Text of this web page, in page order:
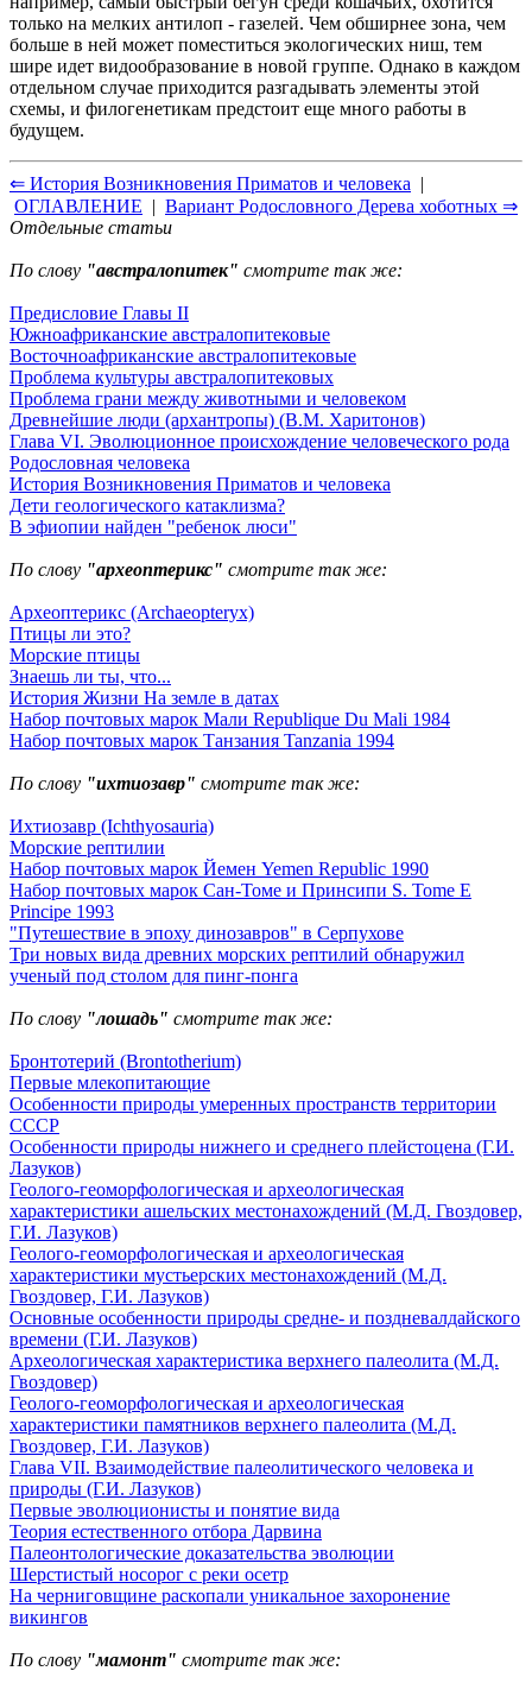
только на мелких антилоп - газелей. Чем обширнее зона, чем
больше в ней может поместиться экологических ниш, тем
шире идет видообразование в новой группе. Однако в каждом
отдельном случае приходится разгадывать элементы этой
схемы, и филогенетикам предстоит еще много работы в
будущем.
⇐ История Возникновения Приматов и человека |
ОГЛАВЛЕНИЕ | Вариант Родословного Дерева хоботных ⇒
Отдельные статьи
По слову "австралопитек" смотрите так же:
Предисловие Главы II
Южноафриканские австралопитековые
Восточноафриканские австралопитековые
Проблема культуры австралопитековых
Проблема грани между животными и человеком
Древнейшие люди (архантропы) (В.М. Харитонов)
Глава VI. Эволюционное происхождение человеческого рода
Родословная человека
История Возникновения Приматов и человека
Дети геологического катаклизма?
В эфиопии найден "ребенок люси"
По слову "археоптерикс" смотрите так же:
Археоптерикс (Archaeopteryx)
Птицы ли это?
Морские птицы
Знаешь ли ты, что...
История Жизни На земле в датах
Набор почтовых марок Мали Republique Du Mali 1984
Набор почтовых марок Танзания Tanzania 1994
По слову "ихтиозавр" смотрите так же:
Ихтиозавр (Ichthyosauria)
Морские рептилии
Набор почтовых марок Йемен Yemen Republic 1990
Набор почтовых марок Сан-Томе и Принсипи S. Tome E
Principe 1993
"Путешествие в эпоху динозавров" в Серпухове
Три новых вида древних морских рептилий обнаружил
ученый под столом для пинг-понга
По слову "лошадь" смотрите так же:
Бронтотерий (Brontotherium)
Первые млекопитающие
Особенности природы умеренных пространств территории
СССР
Особенности природы нижнего и среднего плейстоцена (Г.И.
Лазуков)
Геолого-геоморфологическая и археологическая
характеристики ашельских местонахождений (М.Д. Гвоздовер,
Г.И. Лазуков)
Геолого-геоморфологическая и археологическая
характеристики мустьерских местонахождений (М.Д.
Гвоздовер, Г.И. Лазуков)
Основные особенности природы средне- и поздневалдайского
времени (Г.И. Лазуков)
Археологическая характеристика верхнего палеолита (М.Д.
Гвоздовер)
Геолого-геоморфологическая и археологическая
характеристики памятников верхнего палеолита (М.Д.
Гвоздовер, Г.И. Лазуков)
Глава VII. Взаимодействие палеолитического человека и
природы (Г.И. Лазуков)
Первые эволюционисты и понятие вида
Теория естественного отбора Дарвина
Палеонтологические доказательства эволюции
Шерстистый носорог с реки осетр
На черниговщине раскопали уникальное захоронение
викингов
По слову "мамонт" смотрите так же: